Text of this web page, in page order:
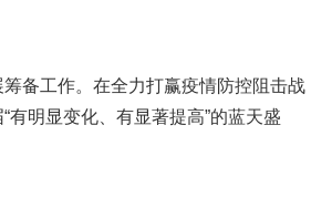
备工作。在全力打赢疫情防控阻击战
明显变化、有显著提高”的蓝天盛